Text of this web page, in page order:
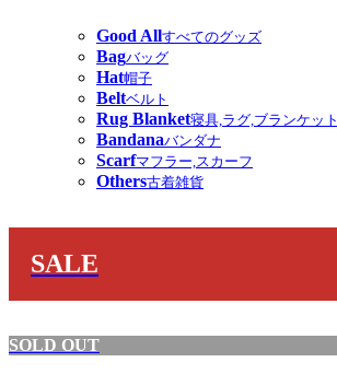
Good Allすべてのグッズ
Bagバッグ
Hat帽子
Beltベルト
Rug Blanket寝具,ラグ,ブランケット
Bandanaバンダナ
Scarfマフラー,スカーフ
Others古着雑貨
SALE
SOLD OUT